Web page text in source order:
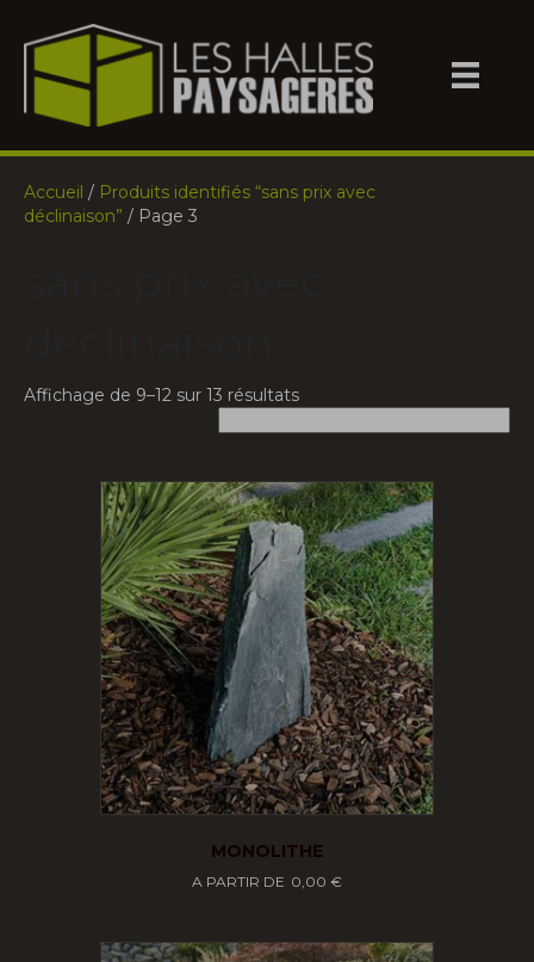
Accueil / Produits identifiés “sans prix avec
déclinaison” / Page 3
Affichage de 9–12 sur 13 résultats
MONOLITHE
0,00 €